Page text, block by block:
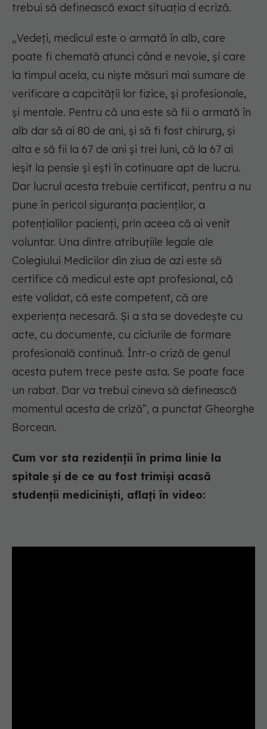
trebui să definească exact situația d ecriză.
„Vedeți, medicul este o armată în alb, care
poate fi chemată atunci când e nevoie, și care
la timpul acela, cu niște măsuri mai sumare de
verificare a capcității lor fizice, și profesionale,
și mentale. Pentru că una este să fii o armată în
alb dar să ai 80 de ani, și să fi fost chirurg, și
alta e să fii la 67 de ani și trei luni, că la 67 ai
ieșit la pensie și ești în cotinuare apt de lucru.
Dar lucrul acesta trebuie certificat, pentru a nu
pune în pericol siguranța pacienților, a
potențialilor pacienți, prin aceea că ai venit
voluntar. Una dintre atribuțiile legale ale
Colegiului Medicilor din ziua de azi este să
certifice că medicul este apt profesional, că
este validat, că este competent, că are
experiența necesară. Și a sta se dovedește cu
acte, cu documente, cu ciclurile de formare
profesională continuă. Într-o criză de genul
acesta putem trece peste asta. Se poate face
un rabat. Dar va trebui cineva să definească
momentul acesta de criză”, a punctat Gheorghe
Borcean.
Cum vor sta rezidenții în prima linie la
spitale și de ce au fost trimiși acasă
studenții mediciniști, aflați în video: